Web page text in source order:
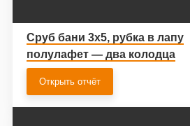
Сруб бани 3х5, рубка в лапу
полулафет — два колодца
Открыть отчёт